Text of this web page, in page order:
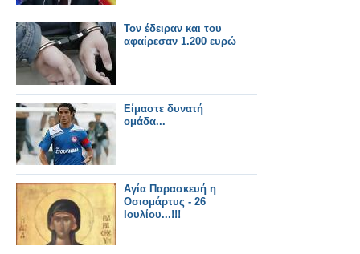
Τον έδειραν και του
αφαίρεσαν 1.200 ευρώ
Είμαστε δυνατή
ομάδα...
Αγία Παρασκευή η
Οσιομάρτυς - 26
Ιουλίου...!!!